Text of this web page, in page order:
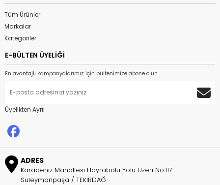
Tüm Ürünler
Markalar
Kategoriler
E-BÜLTEN ÜYELİĞİ
En avantajlı kampanyalarımız için bültenimize abone olun.
Üyelikten Ayrıl
ADRES
Karadeniz Mahallesi Hayrabolu Yolu Üzeri No:117
Süleymanpaşa / TEKİRDAĞ